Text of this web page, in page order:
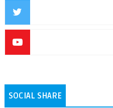
SOCIAL SHARE